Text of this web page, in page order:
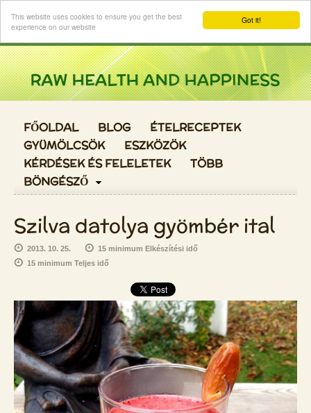
Got it!
This website uses cookies to ensure you get the best
experience on our website
Login
FŐOLDAL BLOG
ÉTELRECEPTEK
GYÜMÖLCSÖK
ESZKÖZÖK
KÉRDÉSEK ÉS FELELETEK
TÖBB
BÖNGÉSZŐ
Szilva datolya gyömbér ital
2013. 10. 25.
15 minimum Elkészítési idő
15 minimum Teljes idő